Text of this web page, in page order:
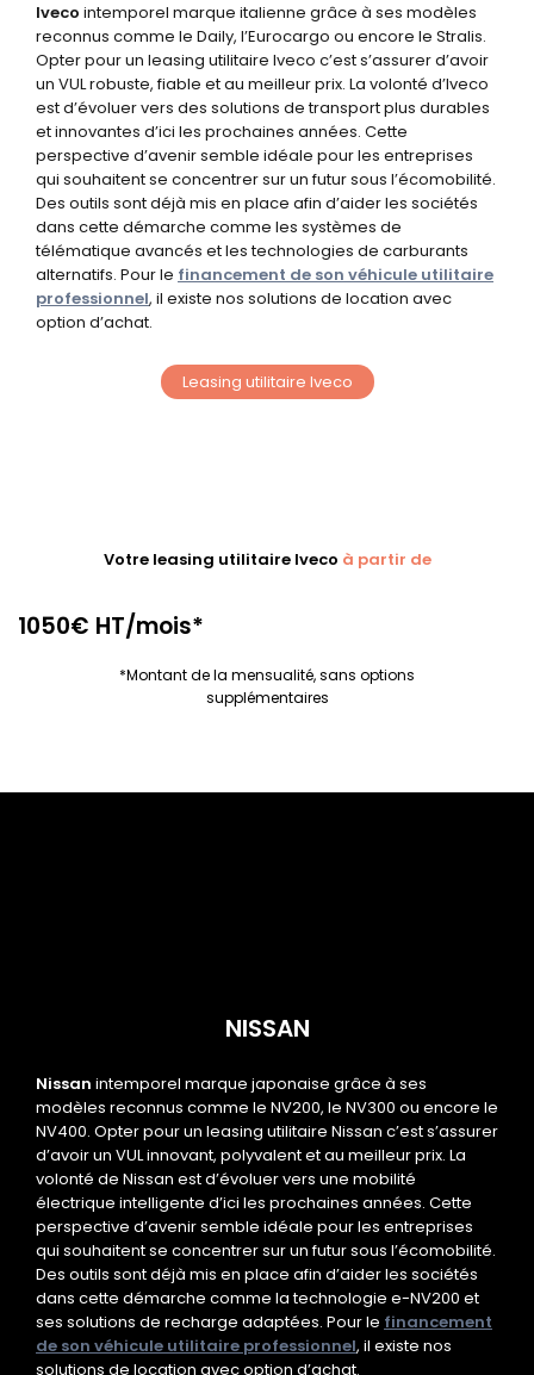
Iveco intemporel marque italienne grâce à ses modèles
reconnus comme le Daily, l’Eurocargo ou encore le Stralis.
Opter pour un leasing utilitaire Iveco c’est s’assurer d’avoir
un VUL robuste, fiable et au meilleur prix. La volonté d’Iveco
est d’évoluer vers des solutions de transport plus durables
et innovantes d’ici les prochaines années. Cette
perspective d’avenir semble idéale pour les entreprises
qui souhaitent se concentrer sur un futur sous l’écomobilité.
Des outils sont déjà mis en place afin d’aider les sociétés
dans cette démarche comme les systèmes de
télématique avancés et les technologies de carburants
alternatifs. Pour le financement de son véhicule utilitaire
professionnel, il existe nos solutions de location avec
option d’achat.
Leasing utilitaire Iveco
Votre leasing utilitaire Iveco à partir de
1050€ HT/mois*
*Montant de la mensualité, sans options
supplémentaires
NISSAN
Nissan intemporel marque japonaise grâce à ses
modèles reconnus comme le NV200, le NV300 ou encore le
NV400. Opter pour un leasing utilitaire Nissan c’est s’assurer
d’avoir un VUL innovant, polyvalent et au meilleur prix. La
volonté de Nissan est d’évoluer vers une mobilité
électrique intelligente d’ici les prochaines années. Cette
perspective d’avenir semble idéale pour les entreprises
qui souhaitent se concentrer sur un futur sous l’écomobilité.
Des outils sont déjà mis en place afin d’aider les sociétés
dans cette démarche comme la technologie e-NV200 et
ses solutions de recharge adaptées. Pour le financement
de son véhicule utilitaire professionnel, il existe nos
solutions de location avec option d’achat.